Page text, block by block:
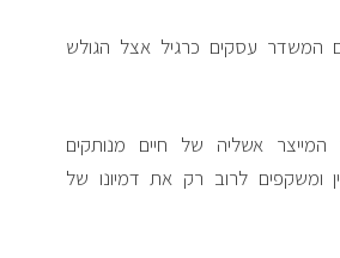
המשדר עסקים כרגיל אצל הגולש
המייצר אשליה של חיים מנותקים
ומשקפים לרוב רק את דמיונו של